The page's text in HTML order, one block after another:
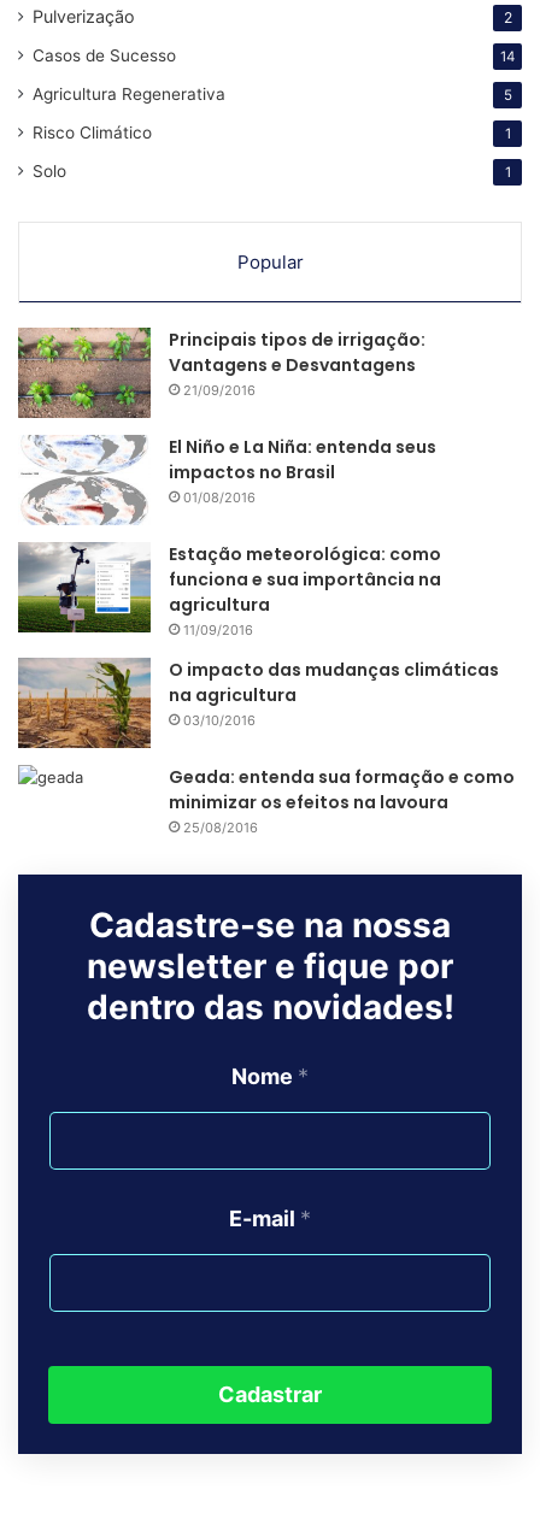
Pulverização 2
Casos de Sucesso 14
Agricultura Regenerativa 5
Risco Climático 1
Solo 1
Popular
Principais tipos de irrigação:
Vantagens e Desvantagens
21/09/2016
El Niño e La Niña: entenda seus
impactos no Brasil
01/08/2016
Estação meteorológica: como
funciona e sua importância na
agricultura
11/09/2016
O impacto das mudanças climáticas
na agricultura
03/10/2016
Geada: entenda sua formação e como
minimizar os efeitos na lavoura
25/08/2016
Cadastre-se na nossa
newsletter e fique por
dentro das novidades!
Nome *
E-mail *
Cadastrar